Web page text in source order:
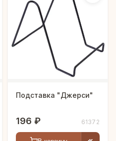
Подставка "Джерси"
196 ₽ 61372